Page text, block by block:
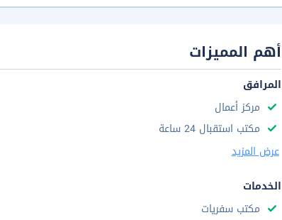
أهم المميزات
المرافق
مركز أعمال
مكتب استقبال 24 ساعة
عرض المزيد
الخدمات
مكتب سفريات